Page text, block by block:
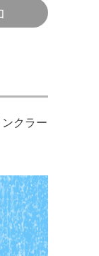
クラー